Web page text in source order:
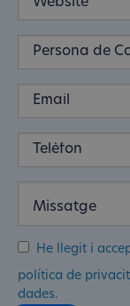
He llegit i
política de
dades.